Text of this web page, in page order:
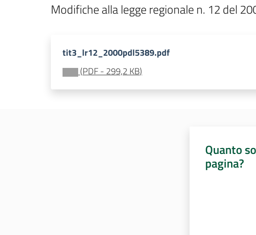
Modifiche alla legge regionale n. 12 del
tit3_lr12_2000pdl5389.pdf
(PDF- 299,2 KB)
Quanto
pagina?